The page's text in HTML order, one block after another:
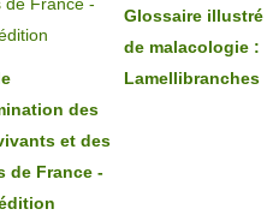
des
et des
de France -
Glossaire illustré
de malacologie :
Lamellibranches